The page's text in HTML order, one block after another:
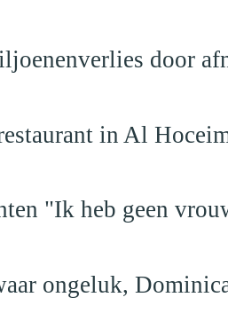
door
in Al
"Ik heb geen
ongeluk,